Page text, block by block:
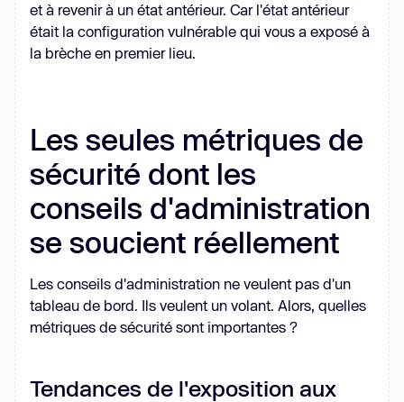
et à revenir à un état antérieur. Car l'état antérieur
était la configuration vulnérable qui vous a exposé à
la brèche en premier lieu.
Les seules métriques de
sécurité dont les
conseils d'administration
se soucient réellement
Les conseils d'administration ne veulent pas d'un
tableau de bord. Ils veulent un volant. Alors, quelles
métriques de sécurité sont importantes ?
Tendances de l'exposition aux